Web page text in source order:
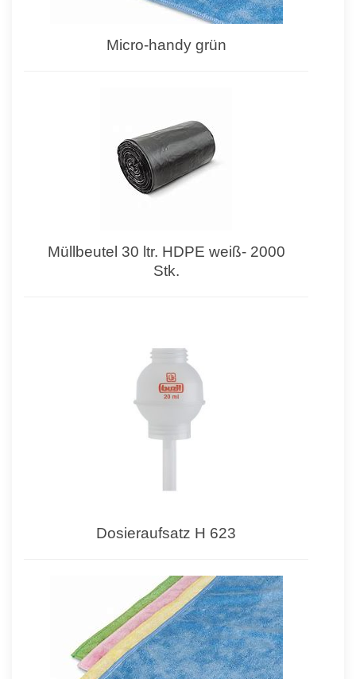
Micro-handy grün
Müllbeutel 30 ltr. HDPE weiß- 2000
Stk.
Dosieraufsatz H 623